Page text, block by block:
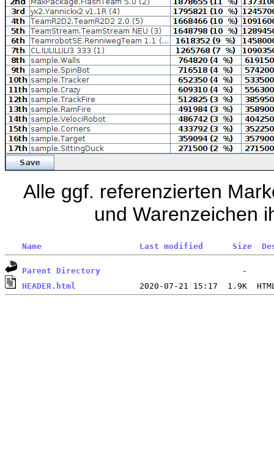
Alle ggf. referenzierten
und Warenzeichen
Name Last modified Size
Parent Directory
HEADER.html